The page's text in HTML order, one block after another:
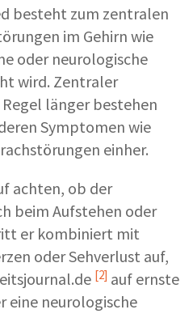
besteht zum zentralen
im Gehirn wie
oder neurologische
wird. Zentraler
länger bestehen
Symptomen wie
einher.
achten, ob der
beim Aufstehen oder
er kombiniert mit
oder Sehverlust auf,
[2] auf ernste
eine neurologische